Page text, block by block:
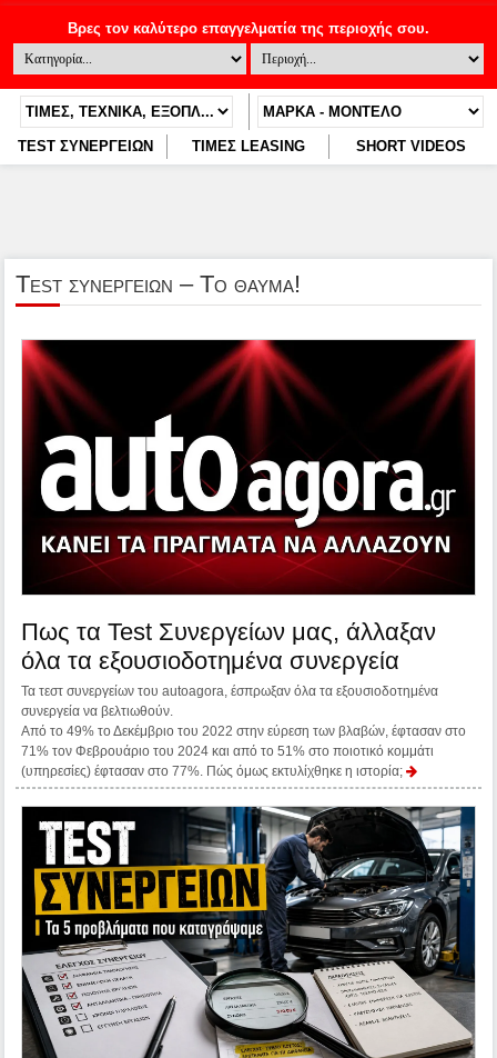
TEST ΣΥΝΕΡΓΕΙΩΝ ΤΙΜΕΣ LEASING SHORT VIDEOS
Test συνεργειων – Το θαυμα!
Πως τα Test Συνεργείων μας, άλλαξαν
όλα τα εξουσιοδοτημένα συνεργεία
Τα τεστ συνεργείων του autoagora, έσπρωξαν όλα τα εξουσιοδοτημένα
συνεργεία να βελτιωθούν.
Από το 49% το Δεκέμβριο του 2022 στην εύρεση των βλαβών, έφτασαν στο
71% τον Φεβρουάριο του 2024 και από το 51% στο ποιοτικό κομμάτι
(υπηρεσίες) έφτασαν στο 77%. Πώς όμως εκτυλίχθηκε η ιστορία;